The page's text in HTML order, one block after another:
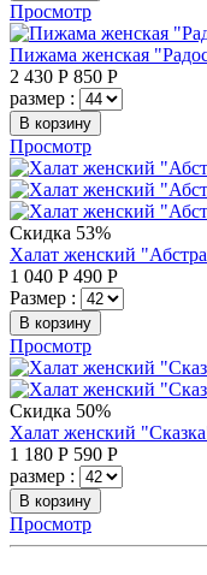
Просмотр
Пижама женская
2 430 Р 850 Р
размер :
В корзину
Просмотр
Скидка 53%
Халат женский
1 040 Р 490 Р
Размер :
В корзину
Просмотр
Скидка 50%
Халат женский
1 180 Р 590 Р
размер :
В корзину
Просмотр